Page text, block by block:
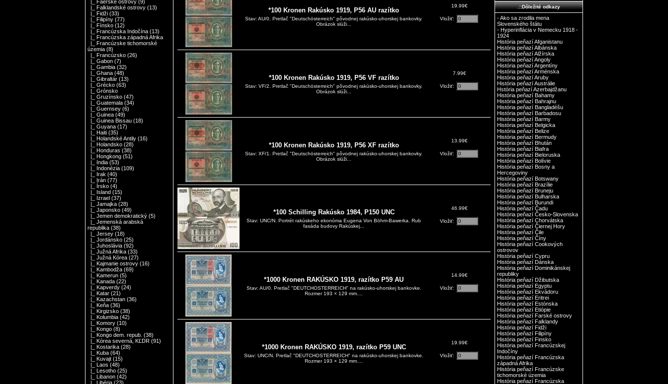
|_ Faerské ostrovy (9)
|_ Falklandské ostrovy (13)
|_ Fidži (33)
|_ Filipíny (77)
|_ Fínsko (12)
|_ Francúzska Indočína (13)
|_ Francúzska západná Afrika
|_ Francúzske tichomorské
územia (8)
|_ Francúzsko (26)
|_ Gabon (7)
|_ Gambia (32)
|_ Ghana (48)
|_ Gibraltár (13)
|_ Grécko (63)
|_ Grónsko
|_ Gruzínsko (47)
|_ Guatemala (34)
|_ Guernsey (6)
|_ Guinea (49)
|_ Guinea Bissau (18)
|_ Guyana (17)
|_ Haiti (35)
|_ Holandské Antily (16)
|_ Holandsko (28)
|_ Honduras (38)
|_ Hongkong (51)
|_ India (53)
|_ Indonézia (109)
|_ Irak (40)
|_ Irán (77)
|_ Írsko (4)
|_ Island (15)
|_ Izrael (37)
|_ Jamajka (28)
|_ Japonsko (49)
|_ Jemen demokratický (5)
|_ Jemenská arabská
republika (38)
|_ Jersey (18)
|_ Jordánsko (25)
|_ Juhoslávia (92)
|_ Južná Afrika (33)
|_ Južná Kórea (27)
|_ Kajmanie ostrovy (16)
|_ Kambodža (69)
|_ Kamerun (5)
|_ Kanada (22)
|_ Kapverdy (24)
|_ Katar (21)
|_ Kazachstan (36)
|_ Keňa (36)
|_ Kirgizsko (38)
|_ Kolumbia (42)
|_ Komory (10)
|_ Kongo (8)
|_ Kongo dem. repub. (38)
|_ Kórea severná, KĽDR (91)
|_ Kostarika (28)
|_ Kuba (64)
|_ Kuvajt (15)
|_ Laos (48)
|_ Lesotho (25)
|_ Libanon (42)
|_ Libéria (23)
*100 Kronen Rakúsko 1919, P56 AU razítko
Stav: AU/0. Pretlač "Deutschösterreich" pôvodnej rakúsko-uhorskej bankovky.
Obrázok slúži...
19.99€
Vložiť:
*100 Kronen Rakúsko 1919, P56 VF razítko
Stav: VF/2. Pretlač "Deutschösterreich" pôvodnej rakúsko-uhorskej bankovky.
Obrázok slúži...
7.99€
Vložiť:
*100 Kronen Rakúsko 1919, P56 XF razítko
Stav: XF/1. Pretlač "Deutschösterreich" pôvodnej rakúsko-uhorskej bankovky.
Obrázok slúži...
13.99€
Vložiť:
*100 Schilling Rakúsko 1984, P150 UNC
Stav: UNC/N. Portrét rakúskeho ekonóma Eugena Von Böhm-Bawerka. Rub
fasáda budovy Rakúskej...
46.99€
Vložiť:
*1000 Kronen RAKÚSKO 1919, razítko P59 AU
Stav: AU/0. Pretlač "DEUTCHOSTERREICH" na rakúsko-uhorskej bankovke.
Rozmer 193 × 129 mm....
14.99€
Vložiť:
*1000 Kronen RAKÚSKO 1919, razítko P59 UNC
Stav: UNC/N. Pretlač "DEUTCHOSTERREICH" na rakúsko-uhorskej bankovke.
Rozmer 193 × 129 mm....
19.99€
Vložiť:
.::Dôležité odkazy
- Ako sa zrodila mena
Slovenského štátu
- Hyperinflácia v Nemecku 1918 -
1924
História peňazí Afganistanu
História peňazí Albánska
História peňazí Alžírska
História peňazí Angoly
História peňazí Argentíny
História peňazí Arménska
História peňazí Aruby
História peňazí Austrálie
Hstória peňazí Azerbajdžanu
História peňazí Bahamy
História peňazí Bahrajnu
História peňazí Bangladéšu
História peňazí Barbadosu
História peňazí Barmy
História peňazí Belgicka
História peňazí Belize
História peňazí Bermudy
História peňazí Bhután
História peňazí Biafra
História peňazí Bieloruska
História peňazí Bolívie
História peňazí Bosny a
Hercegoviny
História peňazí Botswany
História peňazí Brazílie
História peňazí Bruneju
História peňazí Bulharska
História peňazí Burundi
História peňazí Čadu
História peňazí Česko-Slovenska
História peňazí Chorvátska
História peňazí Čiernej Hory
História peňazí Čile
História peňazí Číny
História peňazí Cookových
ostrovov
História peňazí Cypru
História peňazí Dánska
História peňazí Dominikánskej
republiky
História peňazí Džibutska
História peňazí Egyptu
História peňazí Ekvádoru
História peňazí Eritrei
História peňazí Estónska
História peňazí Etiópie
História peňazí Farské ostrovy
História peňazí Falklandy
História peňazí Fidži
História peňazí Filipíny
História peňazí Finsko
História peňazí Francúzskej
Indočíny
História peňazí Francúzska
západná Afrika
História peňazí Francúzske
tichomorské územia
História peňazí Francúzska